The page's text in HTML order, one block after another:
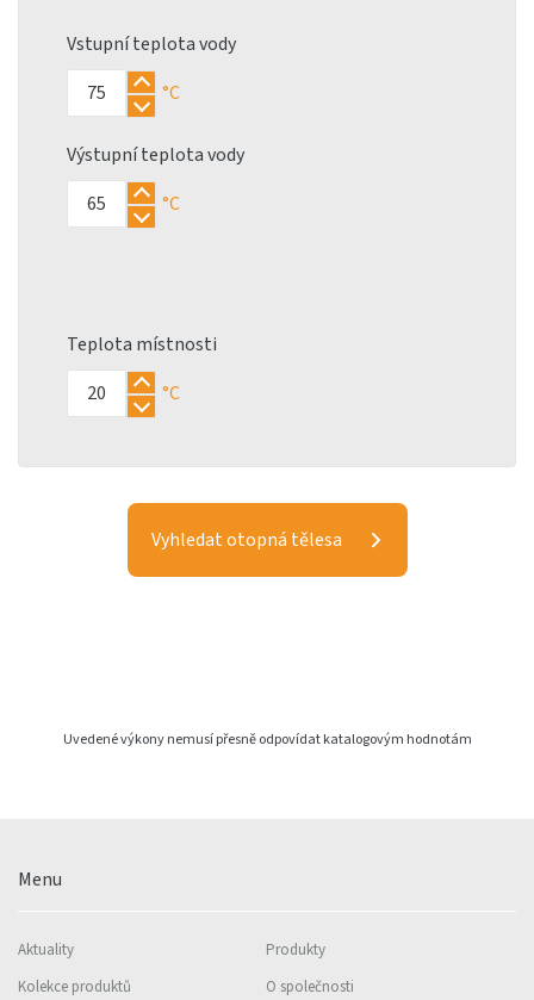
Vstupní teplota vody
°C
Výstupní teplota vody
°C
Teplota místnosti
°C
Uvedené výkony nemusí přesně odpovídat katalogovým hodnotám
Menu
Aktuality
Produkty
Kolekce produktů
O společnosti